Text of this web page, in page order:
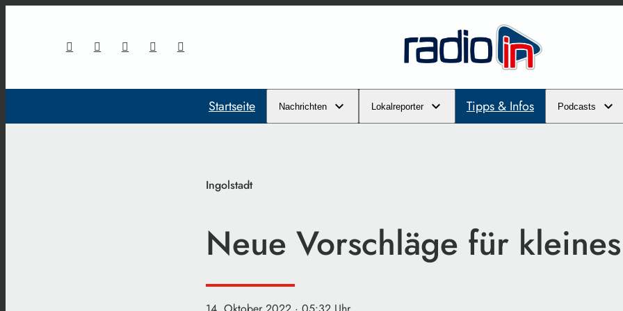
Startseite Nachrichten Lokalreporter Tipps & Infos Podcasts
Ingolstadt
Neue Vorschläge für